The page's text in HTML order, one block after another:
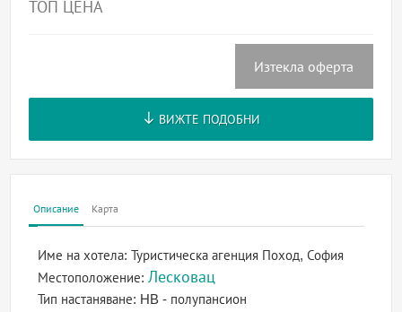
ТОП ЦЕНА
Изтекла оферта
ВИЖТЕ ПОДОБНИ
Описание Карта
Име на хотела:Туристическа агенция Поход, София
Местоположение: Лесковац
Тип настаняване: HB - полупансион